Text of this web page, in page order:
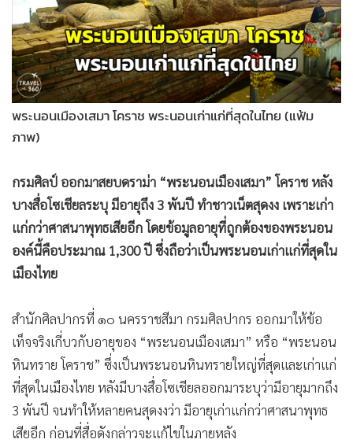
Management & HR
• MGR Live
• Infographic
• การเมือง
• ท่องเที่ยว
• กีฬา
• Special Scoop
• เศรษฐกิจ-ธุรกิจ
• จีน
• ชุมชน-คุณภาพชีวิต
• อาชญากรรม
เกม
•
วิทยาศาสตร์
• SMEs
• หุ้น
• อินโดจีน
พระนอนเมืองเสมา โคราช พระนอนเก่าแก่ที่สุดในไทย (แฟ้ม
ภาพ)
กรมศิลป์ ออกมาสยบดราม่า “พระนอนเมืองเสมา” โคราช หลัง
บางสื่อโซเชียลระบุ มีอายุถึง 3 พันปี ทำชาวเน็ตสุดงง เพราะเก่า
แก่กว่าศาสนาพุทธเสียอีก โดยข้อมูลอายุที่ถูกต้องของพระนอน
องค์นี้คือประมาณ 1,300 ปี ซึ่งถือว่าเป็นพระนอนเก่าแก่ที่สุดใน
เมืองไทย
สำนักศิลปากรที่ ๑๐ นครราชสีมา กรมศิลปากร ออกมาให้ข้อ
เท็จจริงเกี่บวกับอายุของ “พระนอนเมืองเสมา” หรือ “พระนอน
หินทราย โคราช” ซึ่งเป็นพระนอนหินทรายใหญ่ที่สุดและเก่าแก่
ที่สุดในเมืองไทย หลังมีบางสื่อโซเชียลออกมาระบุว่ามีอายุมากถึง
3 พันปี จนทำให้หลายคนสุดงงว่า มีอายุเก่าแก่กว่าศาสนาพุทธ
เสียอีก ก่อนที่สื่อดังกล่าวจะแก้ไขในภายหลัง